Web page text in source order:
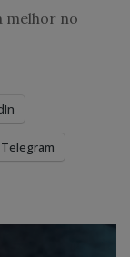
melhor no
Telegram